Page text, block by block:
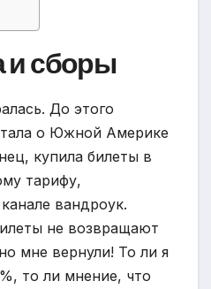
и сборы
До этого
о Южной Америке
купила билеты в
тарифу,
вандроук.
не возвращают
мне вернули! То ли я
то ли мнение, что